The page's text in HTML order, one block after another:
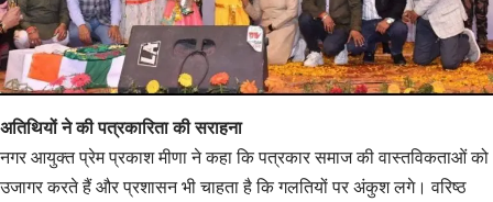
अतिथियों ने की पत्रकारिता की सराहना
नगर आयुक्त प्रेम प्रकाश मीणा ने कहा कि पत्रकार समाज की वास्तविकताओं को
उजागर करते हैं और प्रशासन भी चाहता है कि गलतियों पर अंकुश लगे। वरिष्ठ